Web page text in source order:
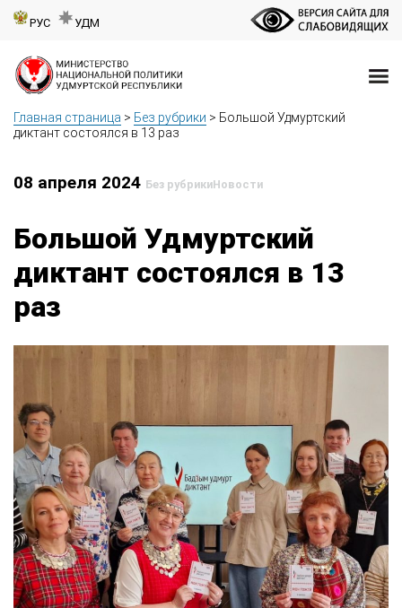
РУС УДМ
Главная страница > Без рубрики > Большой Удмуртский
диктант состоялся в 13 раз
08 апреля 2024 Без рубрикиНовости
Большой Удмуртский
диктант состоялся в 13
раз